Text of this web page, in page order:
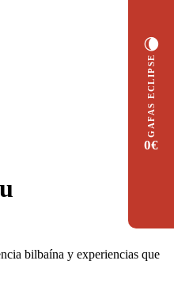
🌘
GAFAS ECLIPSE
0€
bilbaína y experiencias que